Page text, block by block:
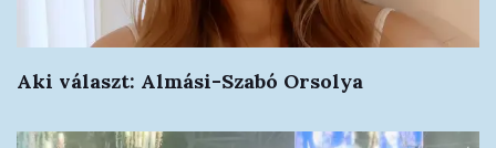
Aki választ: Almási-Szabó Orsolya